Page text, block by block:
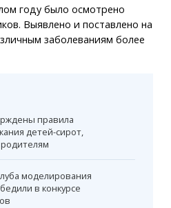
году было осмотрено
Выявлено и поставлено на
заболеваниям более
правила
детей-сирот,
моделирования
в конкурсе